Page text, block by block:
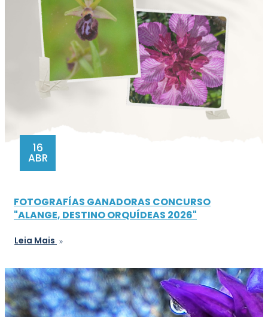
16
ABR
FOTOGRAFÍAS GANADORAS CONCURSO
"ALANGE, DESTINO ORQUÍDEAS 2026"
Leia Mais